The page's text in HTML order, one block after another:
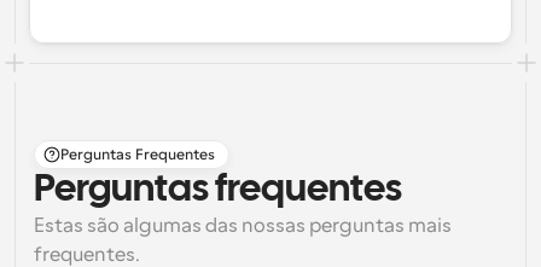
Perguntas Frequentes
Perguntas frequentes
Estas são algumas das nossas perguntas mais
frequentes.